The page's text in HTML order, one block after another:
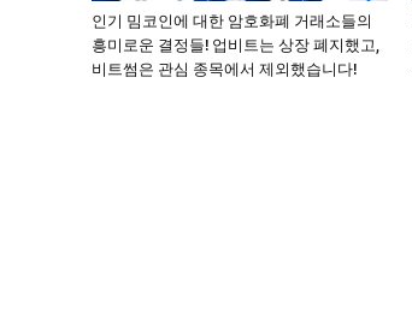
인기 밈코인에 대한 암호화폐 거래소들의
흥미로운 결정들! 업비트는 상장 폐지했고,
비트썸은 관심 종목에서 제외했습니다!